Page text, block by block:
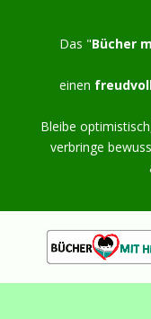
Das "Bücher
einen
Bleibe
verbringe